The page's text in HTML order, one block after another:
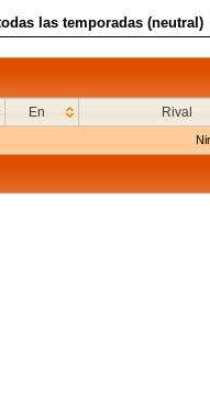
las temporadas (neutral)
En Rival